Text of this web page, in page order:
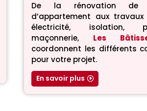
De la rénovation de
d’appartement aux
électricité, isolation,
maçonnerie, Les
coordonnent les différents
pour votre projet.
En savoir plus